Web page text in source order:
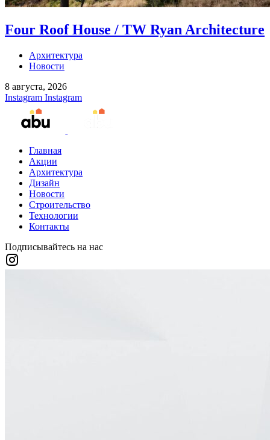
Four Roof House / TW Ryan Architecture
Архитектура
Новости
8 августа, 2026
Instagram Instagram
Главная
Акции
Архитектура
Дизайн
Новости
Строительство
Технологии
Контакты
Подписывайтесь на нас